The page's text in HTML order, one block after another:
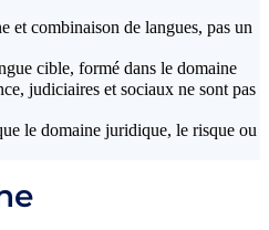
et combinaison de langues, pas un
cible, formé dans le domaine
judiciaires et sociaux ne sont pas
le domaine juridique, le risque ou